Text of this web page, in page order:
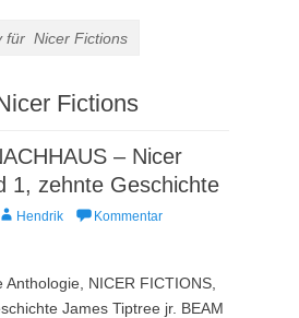
für Nicer Fictions
Fictions
– Nicer
1, zehnte Geschichte
AutorHendrik
Kommentar
NICER FICTIONS,
James Tiptree jr. BEAM